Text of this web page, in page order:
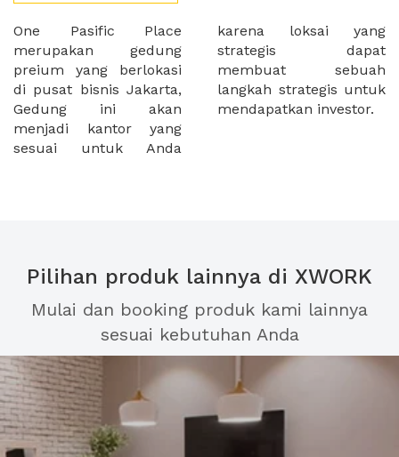
One Pasific Place
merupakan gedung
preium yang berlokasi
di pusat bisnis Jakarta,
Gedung ini akan
menjadi kantor yang
sesuai untuk Anda
karena loksai yang
strategis dapat
membuat sebuah
langkah strategis untuk
mendapatkan investor.
Pilihan produk lainnya di XWORK
Mulai dan booking produk kami lainnya
sesuai kebutuhan Anda